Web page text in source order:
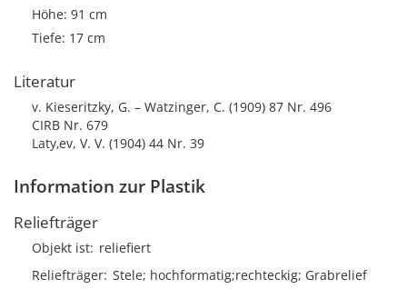
Höhe: 91 cm
Tiefe: 17 cm
Literatur
v. Kieseritzky, G. – Watzinger, C. (1909) 87 Nr. 496
CIRB Nr. 679
Laty‚ev, V. V. (1904) 44 Nr. 39
Information zur Plastik
Reliefträger
Objekt ist reliefiert
Reliefträger Stele; hochformatig;rechteckig; Grabrelief